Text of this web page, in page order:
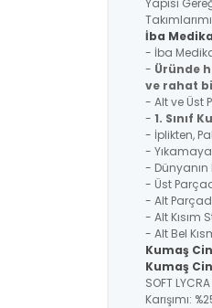
Yapısı
İba
- İba
- Üründe
ve rahat
- Alt ve Üst
- 1. Sınıf
- İplikten,
- Yıkamaya
- Dünyanın
- Üst
- Alt
- Alt Kısım
- Alt Bel
Kumaş
Kumaş
SOFT
Karışımı: